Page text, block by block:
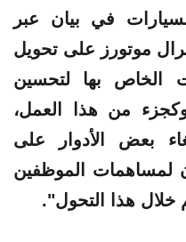
في بيان عبر
موتورز على تحويل
الخاص بها لتحسين
من هذا العمل،
بعض الأدوار على
لمساهمات الموظفين
خلال هذا التحول".